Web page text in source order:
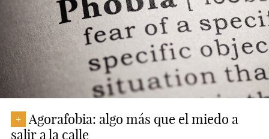
+
Agorafobia: algo más que el miedo a
salir a la calle